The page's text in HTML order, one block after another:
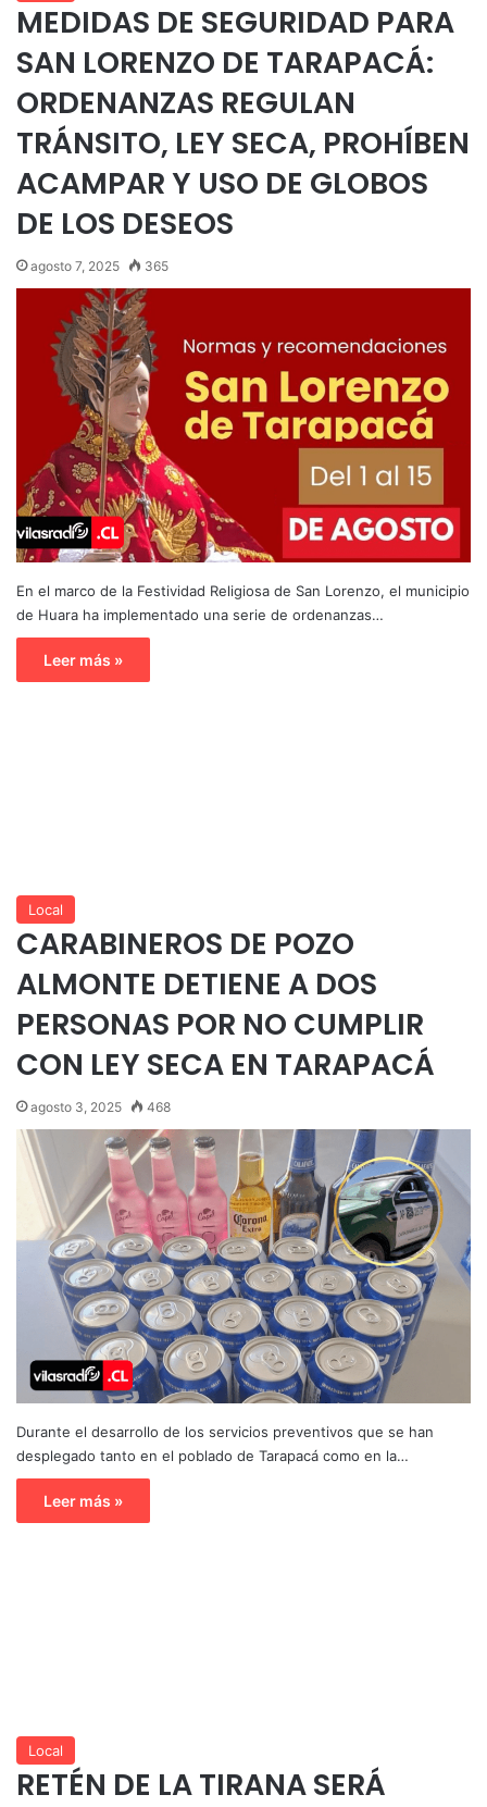
MEDIDAS DE SEGURIDAD PARA
SAN LORENZO DE TARAPACÁ:
ORDENANZAS REGULAN
TRÁNSITO, LEY SECA, PROHÍBEN
ACAMPAR Y USO DE GLOBOS
DE LOS DESEOS
agosto 7, 2025 365
En el marco de la Festividad Religiosa de San Lorenzo, el municipio
de Huara ha implementado una serie de ordenanzas…
Leer más »
Local
CARABINEROS DE POZO
ALMONTE DETIENE A DOS
PERSONAS POR NO CUMPLIR
CON LEY SECA EN TARAPACÁ
agosto 3, 2025 468
Durante el desarrollo de los servicios preventivos que se han
desplegado tanto en el poblado de Tarapacá como en la…
Leer más »
Local
RETÉN DE LA TIRANA SERÁ